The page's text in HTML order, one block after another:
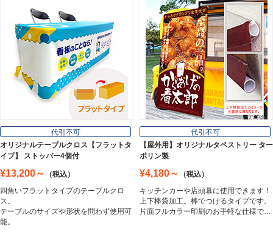
プレート看板
Plate Board
壁面看板
Wall Sign
フロアサイン／路面表示
Floor / Road Surface Sign
アルミ複合板
Aluminum Composite Board
代引不可
オリジナルテーブルクロス【フラットタ
イプ】 ストッパー4個付
¥13,200～
（税込）
四角いフラットタイプのテーブルクロ
ス。
テーブルのサイズや形状を問わず使用可
能。
代引不可
【屋外用】オリジナルタペストリー ター
ポリン製
¥4,180～
（税込）
キッチンカーや店頭幕に使用できます！
上下棒袋加工。棒でつけるタイプです。
片面フルカラー印刷のお手軽な仕様で…